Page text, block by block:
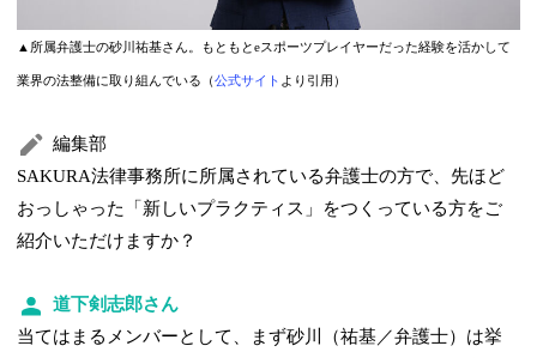
▲所属弁護士の砂川祐基さん。もともとeスポーツプレイヤーだった経験を活かして
業界の法整備に取り組んでいる（公式サイト より引用）
編集部
SAKURA法律事務所に所属されている弁護士の方で、先ほど
おっしゃった「新しいプラクティス」をつくっている方をご
紹介いただけますか？
道下剣志郎さん
当てはまるメンバーとして、まず砂川（祐基／弁護士）は挙